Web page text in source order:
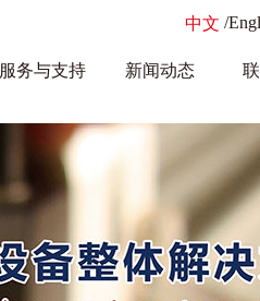
中文 /
服务与支持 新闻动态